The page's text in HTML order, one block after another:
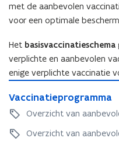
b
e
e
i
d
i
n
g
o
p
b
e
e
i
d
i
n
o
p
i
n
h
e
s
v
o
o
k
i
k
o
e
t
v
o
o
i
n
t
i
e
v
o
o
z
c
i
a
t
i
e
v
o
o
r
met de aanbevolen
voor een optimale
Het basisvaccinatieschema
verplichte en aanbevolen
enige verplichte vaccinatie
a
c
Vaccinatieprogramma
V
a
c
Overzicht van
Overzicht van